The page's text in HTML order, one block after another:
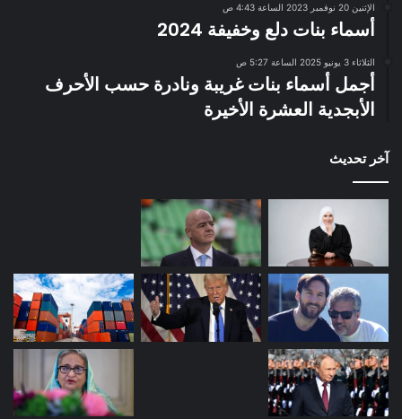
الإثنين 20 نوفمبر 2023 الساعة 4:43 ص
أسماء بنات دلع وخفيفة 2024
الثلاثاء 3 يونيو 2025 الساعة 5:27 ص
أجمل أسماء بنات غريبة ونادرة حسب الأحرف
الأبجدية العشرة الأخيرة
آخر تحديث